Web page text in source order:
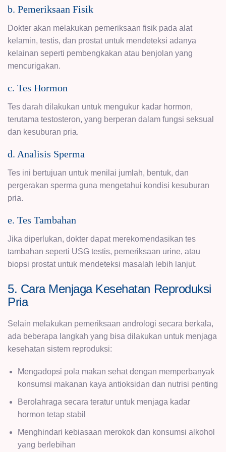
b. Pemeriksaan Fisik
Dokter akan melakukan pemeriksaan fisik pada alat
kelamin, testis, dan prostat untuk mendeteksi adanya
kelainan seperti pembengkakan atau benjolan yang
mencurigakan.
c. Tes Hormon
Tes darah dilakukan untuk mengukur kadar hormon,
terutama testosteron, yang berperan dalam fungsi seksual
dan kesuburan pria.
d. Analisis Sperma
Tes ini bertujuan untuk menilai jumlah, bentuk, dan
pergerakan sperma guna mengetahui kondisi kesuburan
pria.
e. Tes Tambahan
Jika diperlukan, dokter dapat merekomendasikan tes
tambahan seperti USG testis, pemeriksaan urine, atau
biopsi prostat untuk mendeteksi masalah lebih lanjut.
5. Cara Menjaga Kesehatan Reproduksi
Pria
Selain melakukan pemeriksaan andrologi secara berkala,
ada beberapa langkah yang bisa dilakukan untuk menjaga
kesehatan sistem reproduksi:
Mengadopsi pola makan sehat dengan memperbanyak
konsumsi makanan kaya antioksidan dan nutrisi penting
Berolahraga secara teratur untuk menjaga kadar
hormon tetap stabil
Menghindari kebiasaan merokok dan konsumsi alkohol
yang berlebihan